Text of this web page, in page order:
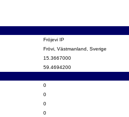
Fröjevi IP
Frövi, Västmanland, Sverige
15.3667000
59.4694200
0
0
0
0